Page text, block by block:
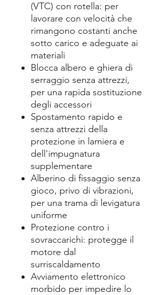
(VTC) con rotella: per
lavorare con velocità che
rimangono costanti anche
sotto carico e adeguate ai
materiali
Blocca albero e ghiera di
serraggio senza attrezzi,
per una rapida sostituzione
degli accessori
Spostamento rapido e
senza attrezzi della
protezione in lamiera e
dell'impugnatura
supplementare
Alberino di fissaggio senza
gioco, privo di vibrazioni,
per una trama di levigatura
uniforme
Protezione contro i
sovraccarichi: protegge il
motore dal
surriscaldamento
Avviamento elettronico
morbido per impedire lo